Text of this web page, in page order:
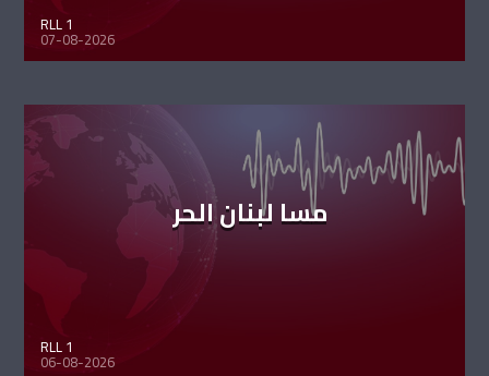
RLL 1
07-08-2026
مسا لبنان الحر
RLL 1
06-08-2026